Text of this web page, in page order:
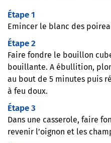
Étape 1
Emincer le blanc des
Étape 2
Faire fondre le bouillon
bouillante. A ébullition,
au bout de 5 minutes puis
à feu doux.
Étape 3
Dans une casserole, faire
revenir l’oignon et les